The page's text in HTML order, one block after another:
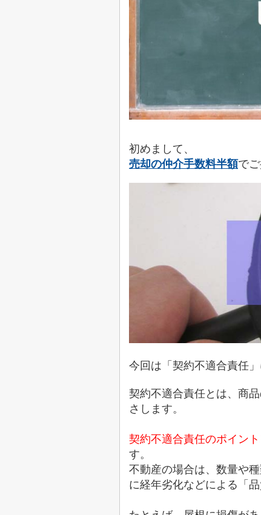
初めまして、
売却の仲介手数料半額で
今回は「契約不適合責任
契約不適合責任とは、商
さします。
契約不適合責任のポイン
す。
不動産の場合は、数量や
に経年劣化などによる「